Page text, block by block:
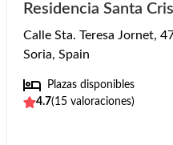
Residencia Santa
Calle Sta. Teresa Jornet,
Soria, Spain
Plazas disponibles
4.7(15 valoraciones)